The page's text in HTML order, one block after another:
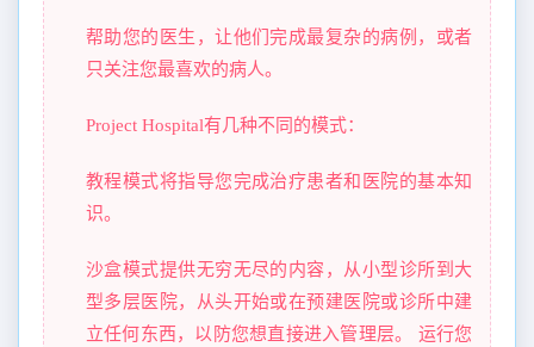
帮助您的医生，让他们完成最复杂的病例，或者
只关注您最喜欢的病人。
Project Hospital有几种不同的模式：
教程模式将指导您完成治疗患者和医院的基本知
识。
沙盒模式提供无穷无尽的内容，从小型诊所到大
型多层医院，从头开始或在预建医院或诊所中建
立任何东西，以防您想直接进入管理层。 运行您